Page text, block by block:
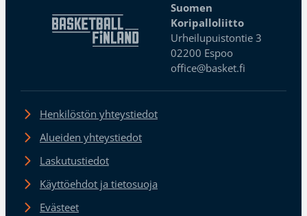
Suomen
Koripalloliitto
Urheilupuistontie 3
02200 Espoo
office@basket.fi
Henkilöstön yhteystiedot
Alueiden yhteystiedot
Laskutustiedot
Käyttöehdot ja tietosuoja
Evästeet